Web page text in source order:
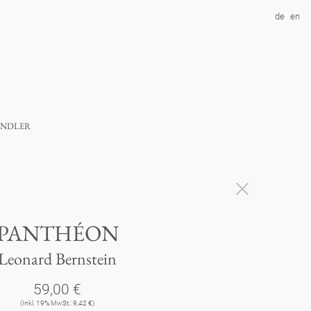
de en
Bernstein
59,00 €
(Inkl. 19% MwSt.: 9,42 €)